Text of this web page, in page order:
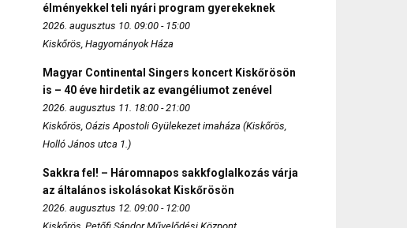
élményekkel teli nyári program gyerekeknek
2026. augusztus 10. 09:00 - 15:00
Kiskőrös, Hagyományok Háza
Magyar Continental Singers koncert Kiskőrösön
is – 40 éve hirdetik az evangéliumot zenével
2026. augusztus 11. 18:00 - 21:00
Kiskőrös, Oázis Apostoli Gyülekezet imaháza (Kiskőrös,
Holló János utca 1.)
Sakkra fel! – Háromnapos sakkfoglalkozás várja
az általános iskolásokat Kiskőrösön
2026. augusztus 12. 09:00 - 12:00